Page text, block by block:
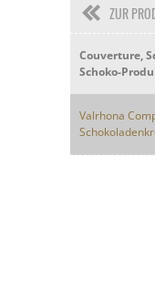
ZUR
Couverture,
Schoko-
Valrhona